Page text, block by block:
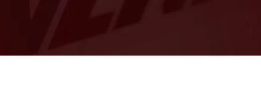
VDV 170 D vibrator-aandrijfeenheid